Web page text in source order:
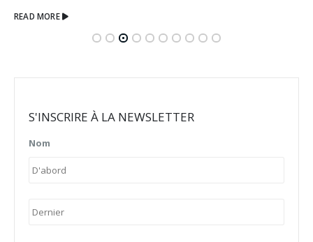
READ MORE
S'INSCRIRE À LA NEWSLETTER
Nom